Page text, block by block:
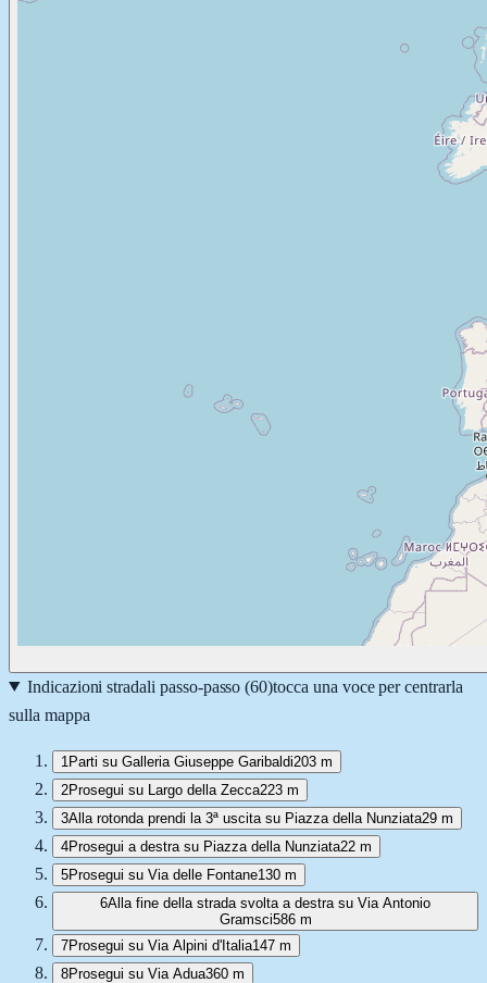
Indicazioni stradali passo-passo (60)tocca una voce per centrarla
sulla mappa
1 Parti su Galleria Giuseppe Garibaldi203 m
2Prosegui su Largo della Zecca223 m
3Alla rotonda prendi la 3ª uscita su Piazza della Nunziata29 m
4Prosegui a destra su Piazza della Nunziata22 m
5Prosegui su Via delle Fontane130 m
6Alla fine della strada svolta a destra su Via Antonio
Gramsci586 m
7Prosegui su Via Alpini d'Italia147 m
8Prosegui su Via Adua360 m